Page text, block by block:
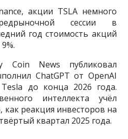
акции TSLA немного
сессии в
год стоимость акций
Coin News публиковал
ChatGPT от OpenAI
до конца 2026 года.
интеллекта учёл
реакция инвесторов на
квартал 2025 года.